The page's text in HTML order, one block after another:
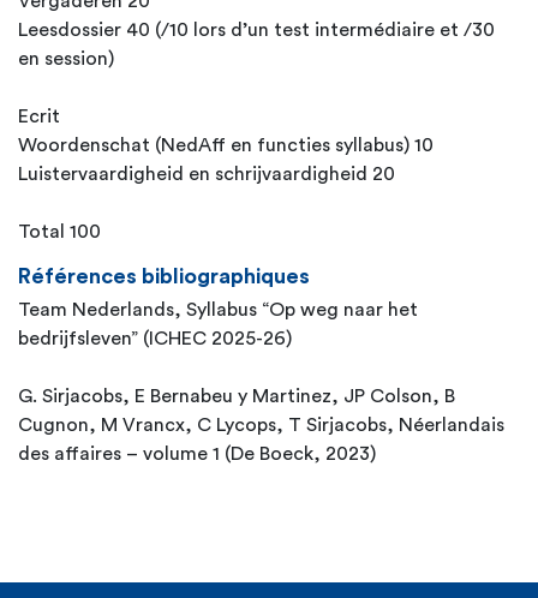
Leesdossier 40 (/10 lors d’un test intermédiaire et /30
en session)
Ecrit
Woordenschat (NedAff en functies syllabus) 10
Luistervaardigheid en schrijvaardigheid 20
Total 100
Références bibliographiques
Team Nederlands, Syllabus “Op weg naar het
bedrijfsleven” (ICHEC 2025-26)
G. Sirjacobs, E Bernabeu y Martinez, JP Colson, B
Cugnon, M Vrancx, C Lycops, T Sirjacobs, Néerlandais
des affaires – volume 1 (De Boeck, 2023)